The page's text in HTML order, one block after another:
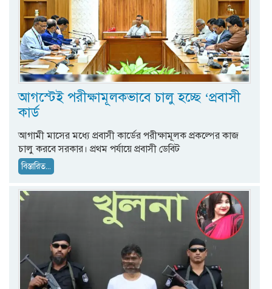
আগস্টেই পরীক্ষামূলকভাবে চালু হচ্ছে ‘প্রবাসী
কার্ড
আগামী মাসের মধ্যে প্রবাসী কার্ডের পরীক্ষামূলক প্রকল্পের কাজ
চালু করবে সরকার। প্রথম পর্যায়ে প্রবাসী ডেবিট
বিস্তারিত...